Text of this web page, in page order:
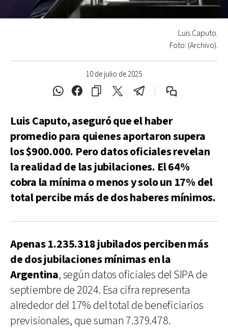
10 de julio de 2025
Luis Caputo.
Foto: (Archivo).
Luis Caputo, aseguró que el haber
promedio para quienes aportaron supera
los $900.000. Pero datos oficiales revelan
la realidad de las jubilaciones. El 64%
cobra la mínima o menos y solo un 17% del
total percibe más de dos haberes mínimos.
Apenas 1.235.318 jubilados perciben más
de dos jubilaciones mínimas en la
Argentina, según datos oficiales del SIPA de
septiembre de 2024. Esa cifra representa
alrededor del 17% del total de beneficiarios
previsionales, que suman 7.379.478.